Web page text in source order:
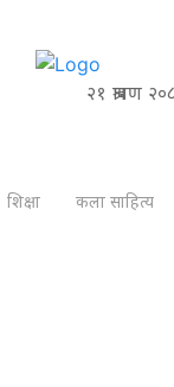
२१ श्रावण
शिक्षा कला साहित्य